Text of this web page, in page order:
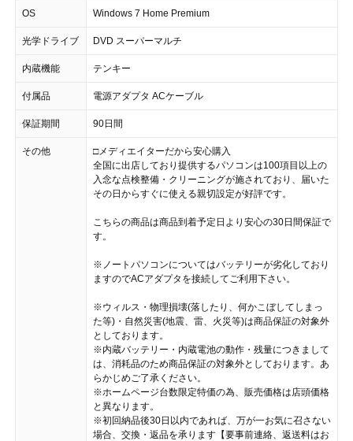
OS Windows 7 Home Premium
光学ドライブ DVD スーパーマルチ
内蔵機能 テンキー
付属品 電源アダプタ ACケーブル
保証期間 90日間
その他
□メディエイターだから安心購入
全国に出店しており提供するパソコンは100項目以上の
入念な点検整備・クリーニングが施されており、届いた
その日からすぐに使える親切設定が好評です。
こちらの商品は商品到着予定日より安心の30日間保証で
す。
※ノートパソコンについてはバッテリーが劣化しており
ますのでACアダプタを接続してご利用下さい。
※ウィルス・物理損壊(落したり、何かこぼしてしまっ
た等)・自然災害(地震、雷、火災等)は商品保証の対象外
としております。
※内蔵バッテリー・内蔵電池の動作・残量につきまして
は、消耗品のため商品保証の対象外としております。あ
らかじめご了承ください。
※ホームページ台数限定特価の為、販売価格は店頭価格
と異なります。
※初回納品後30日以内であれば、万が一お気に召さない
場合、交換・返品を承ります【要事前連絡、返送料はお